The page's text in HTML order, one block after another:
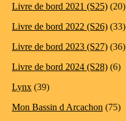
Livre de bord 2021 (S25) (20)
Livre de bord 2022 (S26) (33)
Livre de bord 2023 (S27) (36)
Livre de bord 2024 (S28) (6)
Lynx (39)
Mon Bassin d Arcachon (75)